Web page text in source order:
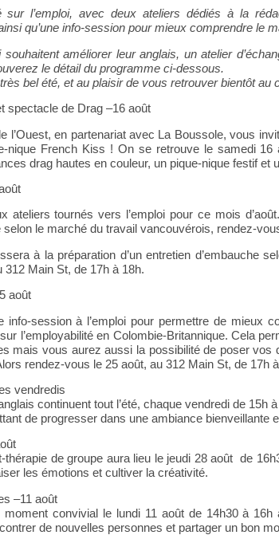
sur l’emploi, avec deux ateliers dédiés à la
qu’une info-session pour mieux comprendre le
améliorer leur anglais, un atelier
le détail du programme ci-dessous.
bel été, et au plaisir de vous retrouver bientôt au
spectacle de Drag –16 août
l’Ouest, en partenariat avec La Boussole, vous
nique French Kiss ! On se retrouve le samedi 16
drag hautes en couleur, un pique-nique festif et
ateliers tournés vers l’emploi pour ce mois
le marché du travail vancouvérois, rendez-
à la préparation d’un entretien d’embauche
Main St, de 17h à 18h.
août
info-session à l’emploi pour permettre de mieux
l’employabilité en Colombie-Britannique. Cela
mais vous aurez aussi la possibilité de poser vos
rendez-vous le 25 août, au 312 Main St, de 17h
vendredis
continuent tout l’été, chaque vendredi de 15h
de progresser dans une ambiance bienveillante
thérapie de groupe aura lieu le jeudi 28 août de
les émotions et cultiver la créativité.
–11 août
moment convivial le lundi 11 août de 14h30 à 16h
de nouvelles personnes et partager un bon